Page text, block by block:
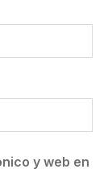
y web en